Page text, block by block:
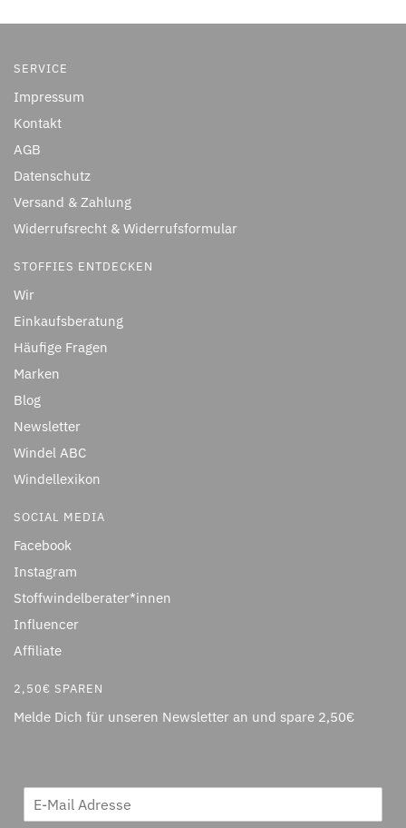
SERVICE
Impressum
Kontakt
AGB
Datenschutz
Versand & Zahlung
Widerrufsrecht & Widerrufsformular
STOFFIES ENTDECKEN
Wir
Einkaufsberatung
Häufige Fragen
Marken
Blog
Newsletter
Windel ABC
Windellexikon
SOCIAL MEDIA
Facebook
Instagram
Stoffwindelberater*innen
Influencer
Affiliate
2,50€ SPAREN
Melde Dich für unseren Newsletter an und spare 2,50€